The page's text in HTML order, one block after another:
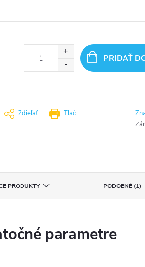
PRIDAŤ
Tlač
Zdieľať
PRODUKTY PODOBNÉ (1)
parametre